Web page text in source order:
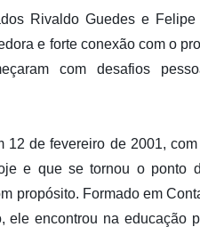
Rivaldo Guedes e
e forte conexão com o
com desafios
de fevereiro de 2001,
e que se tornou o ponto
propósito. Formado em
encontrou na educação